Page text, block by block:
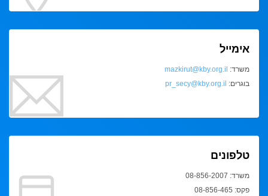
אימייל
משרד: mazkirut@kby.org.il
בוגרים: pr_secy@kby.org.il
טלפונים
משרד: 08-856-2007
פקס: 08-856-465